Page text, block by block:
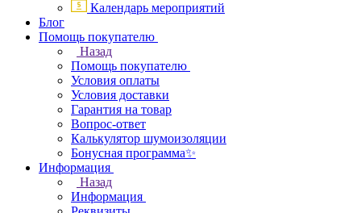
Календарь мероприятий
Блог
Помощь покупателю
Назад
Помощь покупателю
Условия оплаты
Условия доставки
Гарантия на товар
Вопрос-ответ
Калькулятор шумоизоляции
Бонусная программа✨
Информация
Назад
Информация